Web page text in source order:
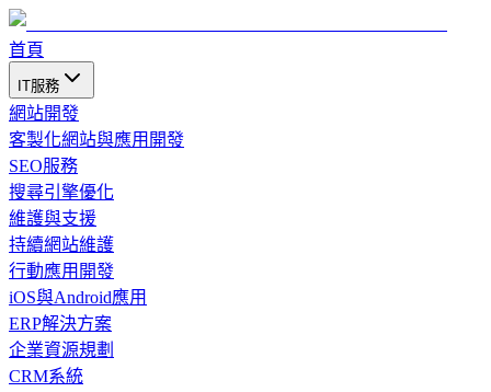
首頁
IT服務
網站開發
客製化網站與應用開發
SEO服務
搜尋引擎優化
維護與支援
持續網站維護
行動應用開發
iOS與Android應用
ERP解決方案
企業資源規劃
CRM系統